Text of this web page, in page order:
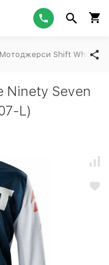
Мотоджерси Shift White
Ninety Seven
L)